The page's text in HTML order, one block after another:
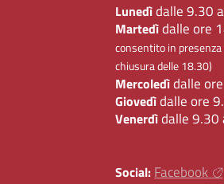
Lunedìdalle 9.30
Martedìdalle ore
consentito in
chiusura delle 18.30)
Mercoledìdalle
Giovedìdalle ore
Venerdìdalle 9.30
Social:Facebook